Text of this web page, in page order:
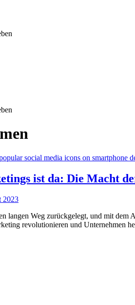
ist da: Die Macht
2023
langen Weg zurückgelegt, und mit
revolutionieren und Unternehmen